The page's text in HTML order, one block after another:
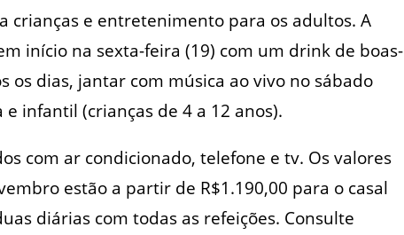
crianças e entretenimento para os adultos. A
início na sexta-feira (19) com um drink de boas-
dias, jantar com música ao vivo no sábado
infantil (crianças de 4 a 12 anos).
com ar condicionado, telefone e tv. Os valores
estão a partir de R$1.190,00 para o casal
diárias com todas as refeições. Consulte